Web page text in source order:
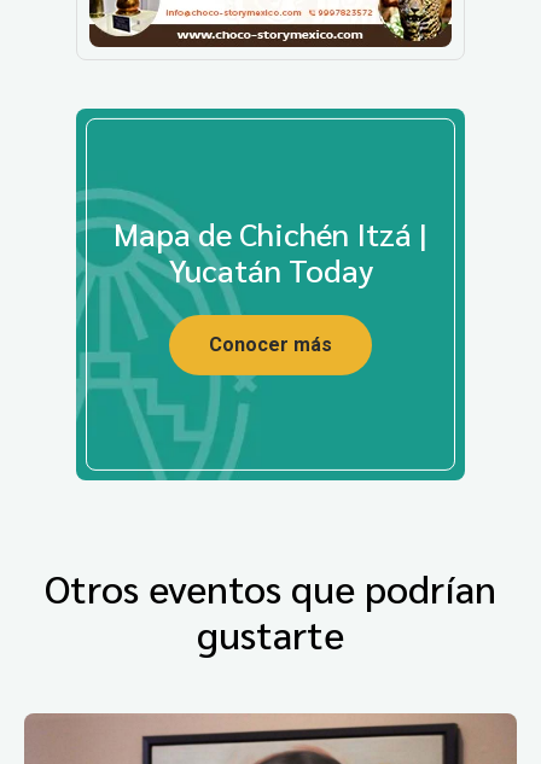
Mapa de Chichén Itzá |
Yucatán Today
Conocer más
Otros eventos que podrían
gustarte